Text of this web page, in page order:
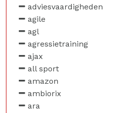
adviesvaardigheden
agile
agl
agressietraining
ajax
all sport
amazon
ambiorix
ara